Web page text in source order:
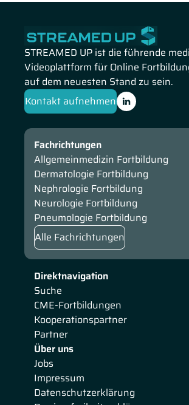
STREAMED UP ist die führende
Videoplattform für Online
auf dem neuesten Stand zu sein.
Kontakt aufnehmen
Direktnavigation
Suche
CME-Fortbildungen
Kooperationspartner
Partner
Über uns
Jobs
Impressum
Datenschutzerklärung
Fachrichtungen
Allgemeinmedizin Fortbildung
Dermatologie Fortbildung
Nephrologie Fortbildung
Neurologie Fortbildung
Pneumologie Fortbildung
Alle Fachrichtungen